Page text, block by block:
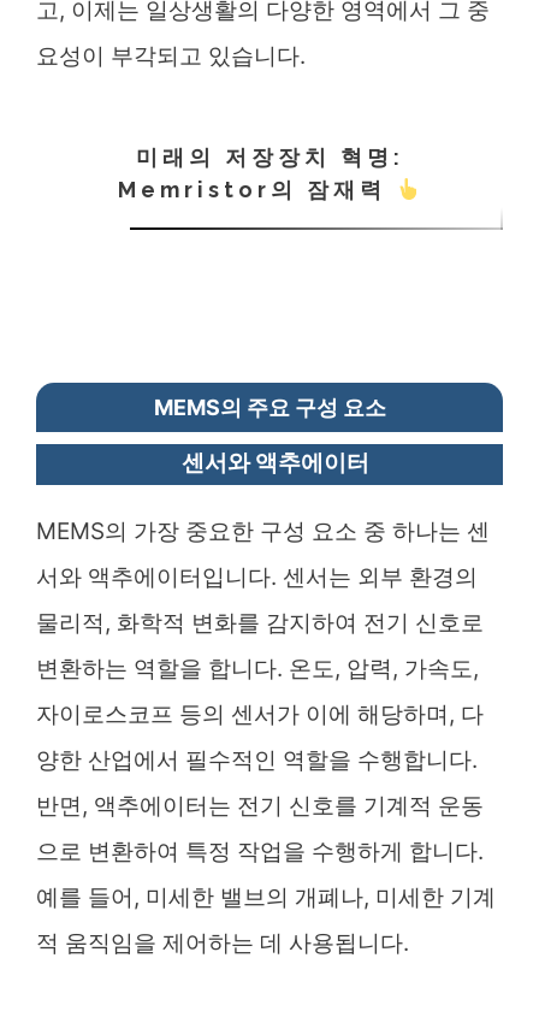
고, 이제는 일상생활의 다양한 영역에서 그 중
요성이 부각되고 있습니다.
미래의 저장장치 혁명:
Memristor의 잠재력
MEMS의 주요 구성 요소
센서와 액추에이터
MEMS의 가장 중요한 구성 요소 중 하나는 센
서와 액추에이터입니다. 센서는 외부 환경의
물리적, 화학적 변화를 감지하여 전기 신호로
변환하는 역할을 합니다. 온도, 압력, 가속도,
자이로스코프 등의 센서가 이에 해당하며, 다
양한 산업에서 필수적인 역할을 수행합니다.
반면, 액추에이터는 전기 신호를 기계적 운동
으로 변환하여 특정 작업을 수행하게 합니다.
예를 들어, 미세한 밸브의 개폐나, 미세한 기계
적 움직임을 제어하는 데 사용됩니다.